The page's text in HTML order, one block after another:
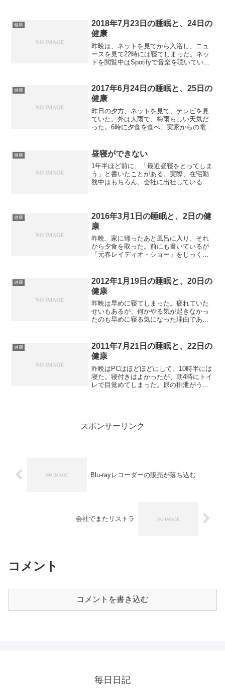
健康
2018年7月23日の睡眠と、24日の
健康
昨晩は、ネットを見てから入浴し、ニュ
ースを見て22時には寝てしまった。ネッ
トを閲覧中はSpotifyで音楽を聴いてい
寝てしまった。会社に行ったが、午後ま
でやることがな...
健康
2017年6月24日の睡眠と、25日の
健康
昨日の夕方、ネットを見て、テレビを見
ていた。外は大雨で、梅雨らしい天気だ
った。6時に夕食を食べ、実家からの電話
ぐらいからウトウト寝てしまった。テレ
ビが時間を告げている...
健康 昼寝ができない
1年半ほど前に、「最近昼寝をとってしま
う」と書いたことがある。実際、在宅勤
務中はもちろん、会社に出社している時
るだけのこともあったが...
健康
2016年3月1日の睡眠と、2日の健
康
昨晩、家に帰ったあと風呂に入り、それ
から夕食を取った。前にも書いているが
「元春レイディオ・ショー」をじっくり
て、「元春レイディオ・ショー」を最初
からじっくり聞けた。ラジ...
健康
2012年1月19日の睡眠と、20日の
健康
昨晩は早めに寝てしまった。疲れていた
せいもあるが、何かやる気が起きなかっ
たのも早めに寝る気になった理由であ
た。だから寝たのは10時半ぐらいにな
る。そこからは熟睡で夢も...
健康
2011年7月21日の睡眠と、22日の
健康
昨晩はPCはほどほどにして、10時半には
寝た。寝付きはよかったが、朝4時にトイ
レで目覚めてしまった。尿の排泄がうま
スポンサーリンク
Blu-rayレコーダーの販売が落ち込む
会社でまたリストラ
コメント
コメントを書き込む
毎日日記